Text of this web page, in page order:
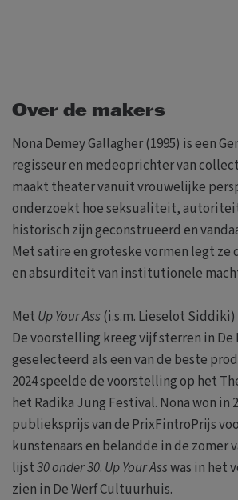
Over de makers
Nona Demey Gallagher (1995) is een
regisseur en medeoprichter van
maakt theater vanuit vrouwelijke
onderzoekt hoe seksualiteit,
historisch zijn geconstrueerd en
Met satire en groteske vormen legt ze
en absurditeit van institutionele
Met Up Your Ass (i.s.m. Lieselot Siddiki)
De voorstelling kreeg vijf sterren in De
geselecteerd als een van de beste
2024 speelde de voorstelling op het
het Radika Jung Festival. Nona won in
publieksprijs van de PrixFintroPrijs
kunstenaars en belandde in de zomer
lijst30 onder 30. Up Your Asswas in het
zien in De Werf Cultuurhuis.